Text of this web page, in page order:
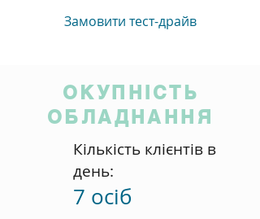
Замовити тест-драйв
ОКУПНІСТЬ
ОБЛАДНАННЯ
Кількість клієнтів в
день:
7 осіб